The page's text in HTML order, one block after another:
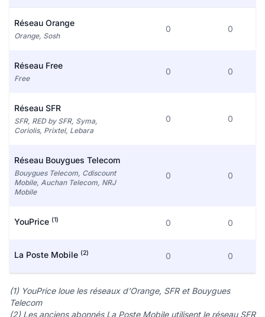
Réseau Orange
Orange, Sosh
0 0
Réseau Free
Free
0 0
Réseau SFR
SFR, RED by SFR, Syma,
Coriolis, Prixtel, Lebara
0 0
Réseau Bouygues Telecom
Bouygues Telecom, Cdiscount
Mobile, Auchan Telecom, NRJ
Mobile
0 0
YouPrice (1) 0 0
La Poste Mobile (2) 0 0
(1) YouPrice loue les réseaux d'Orange, SFR et Bouygues
Telecom
(2) Les anciens abonnés La Poste Mobile utilisent le réseau SFR